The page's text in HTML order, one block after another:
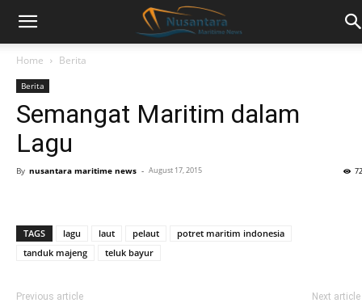
Home Berita
Berita
Semangat Maritim dalam
Lagu
By nusantara maritime news - August 17, 2015
TAGS lagu laut pelaut
potret maritim indonesia
tanduk majeng
teluk bayur
Previous article Next article